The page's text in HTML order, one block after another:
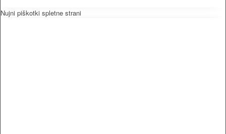
Nujni piškotki spletne strani